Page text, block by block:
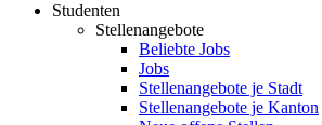
Studenten
Stellenangebote
Beliebte Jobs
Jobs
Stellenangebote je Stadt
Stellenangebote je Kanton